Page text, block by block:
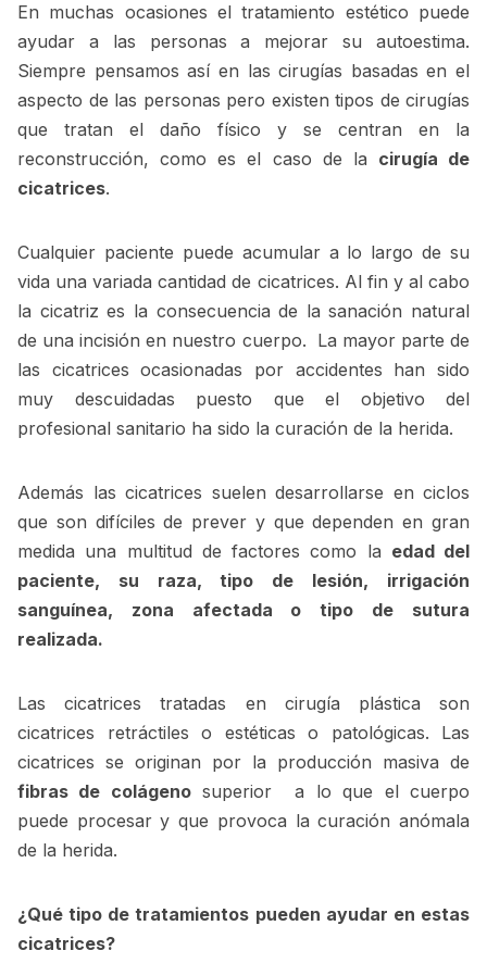
En muchas ocasiones el tratamiento estético puede
ayudar a las personas a mejorar su autoestima.
Siempre pensamos así en las cirugías basadas en el
aspecto de las personas pero existen tipos de cirugías
que tratan el daño físico y se centran en la
reconstrucción, como es el caso de la cirugía de
cicatrices.
Cualquier paciente puede acumular a lo largo de su
vida una variada cantidad de cicatrices. Al fin y al cabo
la cicatriz es la consecuencia de la sanación natural
de una incisión en nuestro cuerpo. La mayor parte de
las cicatrices ocasionadas por accidentes han sido
muy descuidadas puesto que el objetivo del
profesional sanitario ha sido la curación de la herida.
Además las cicatrices suelen desarrollarse en ciclos
que son difíciles de prever y que dependen en gran
medida una multitud de factores como la edad del
paciente, su raza, tipo de lesión, irrigación
sanguínea, zona afectada o tipo de sutura
realizada.
Las cicatrices tratadas en cirugía plástica son
cicatrices retráctiles o estéticas o patológicas. Las
cicatrices se originan por la producción masiva de
fibras de colágenosuperior a lo que el cuerpo
puede procesar y que provoca la curación anómala
de la herida.
¿Qué tipo de tratamientos pueden ayudar en estas
cicatrices?